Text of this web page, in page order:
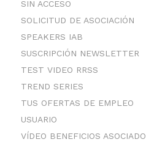
SIN ACCESO
SOLICITUD DE ASOCIACIÓN
SPEAKERS IAB
SUSCRIPCIÓN NEWSLETTER
TEST VIDEO RRSS
TREND SERIES
TUS OFERTAS DE EMPLEO
USUARIO
VÍDEO BENEFICIOS ASOCIADO